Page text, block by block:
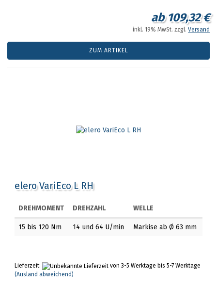
ab 109,32 €
inkl. 19% MwSt. zzgl. Versand
ZUM ARTIKEL
elero VariEco L RH
DREHMOMENT DREHZAHL WELLE
15 bis 120 Nm 14 und 64 U/min Markise ab Ø 63 mm
Lieferzeit:
von 3-5 Werktage bis 5-7 Werktage
(Ausland abweichend)